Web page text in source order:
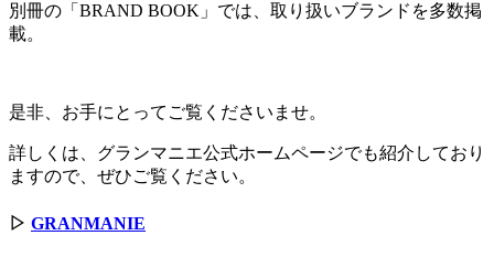
別冊の「BRAND BOOK」では、取り扱いブランドを多数掲
載。
是非、お手にとってご覧くださいませ。
詳しくは、グランマニエ公式ホームページでも紹介しており
ますので、ぜひご覧ください。
▷ GRANMANIE